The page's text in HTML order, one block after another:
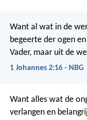
Want al wat in de
begeerte der ogen
Vader, maar uit de
1 Johannes 2:16 - NBG
Want alles wat de
verlangen en